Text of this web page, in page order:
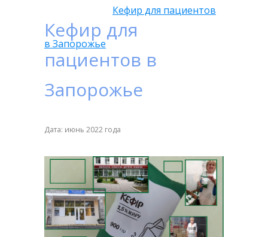
Кефир для пациентов
в Запорожье
Кефир для
пациентов в
Запорожье
Дата: июнь 2022 года